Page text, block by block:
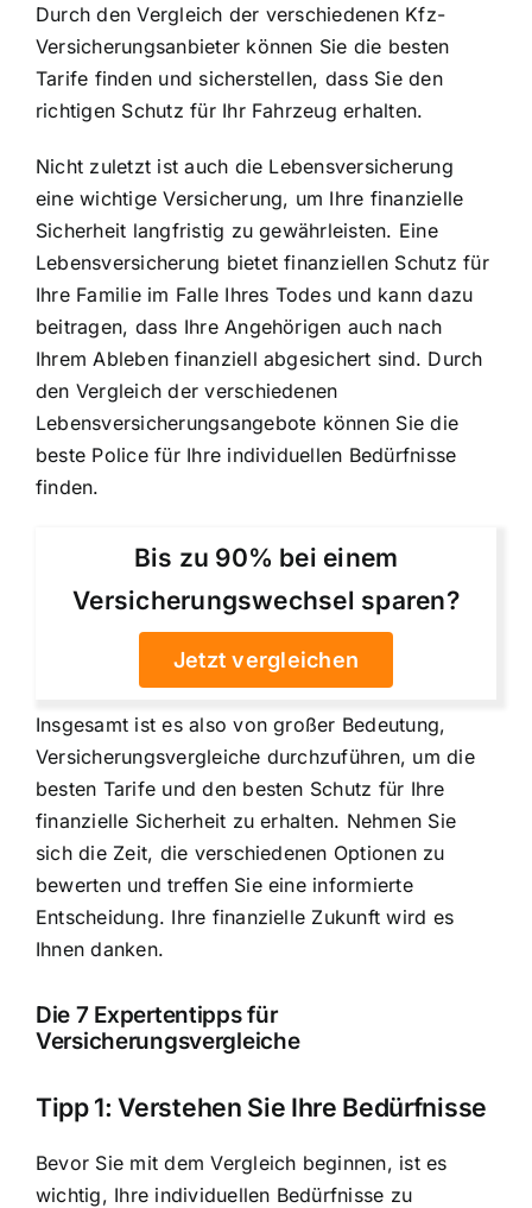
Durch den Vergleich der verschiedenen Kfz-
Versicherungsanbieter können Sie die besten
Tarife finden und sicherstellen, dass Sie den
richtigen Schutz für Ihr Fahrzeug erhalten.
Nicht zuletzt ist auch die Lebensversicherung
eine wichtige Versicherung, um Ihre finanzielle
Sicherheit langfristig zu gewährleisten. Eine
Lebensversicherung bietet finanziellen Schutz für
Ihre Familie im Falle Ihres Todes und kann dazu
beitragen, dass Ihre Angehörigen auch nach
Ihrem Ableben finanziell abgesichert sind. Durch
den Vergleich der verschiedenen
Lebensversicherungsangebote können Sie die
beste Police für Ihre individuellen Bedürfnisse
finden.
Bis zu 90% bei einem
Versicherungswechsel sparen?
Jetzt vergleichen
Insgesamt ist es also von großer Bedeutung,
Versicherungsvergleiche durchzuführen, um die
besten Tarife und den besten Schutz für Ihre
finanzielle Sicherheit zu erhalten. Nehmen Sie
sich die Zeit, die verschiedenen Optionen zu
bewerten und treffen Sie eine informierte
Entscheidung. Ihre finanzielle Zukunft wird es
Ihnen danken.
Die 7 Expertentipps für
Versicherungsvergleiche
Tipp 1: Verstehen Sie Ihre Bedürfnisse
Bevor Sie mit dem Vergleich beginnen, ist es
wichtig, Ihre individuellen Bedürfnisse zu